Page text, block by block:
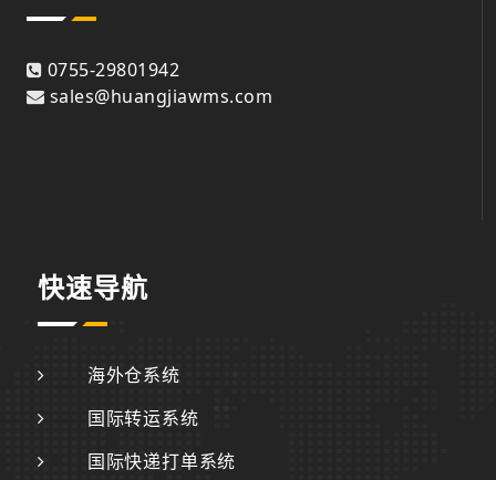
0755-29801942
sales@huangjiawms.com
快速导航
海外仓系统
国际转运系统
国际快递打单系统